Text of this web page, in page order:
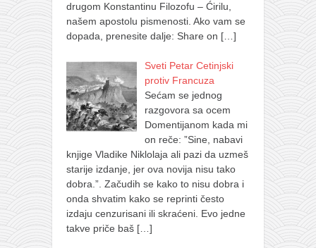
drugom Konstantinu Filozofu – Ćirilu,
našem apostolu pismenosti. Ako vam se
dopada, prenesite dalje: Share on […]
Sveti Petar Cetinjski
protiv Francuza
Sećam se jednog
razgovora sa ocem
Domentijanom kada mi
on reče: ”Sine, nabavi
knjige Vladike Niklolaja ali pazi da uzmeš
starije izdanje, jer ova novija nisu tako
dobra.”. Začudih se kako to nisu dobra i
onda shvatim kako se reprinti često
izdaju cenzurisani ili skraćeni. Evo jedne
takve priče baš […]